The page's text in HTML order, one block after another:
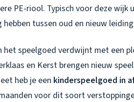
PE-riool. Typisch voor deze wijk
tussen oud en nieuw
speelgoed verdwijnt met een
en Kerst brengen nieuw
heb je een kinderspeelgoed in
voor dit soort